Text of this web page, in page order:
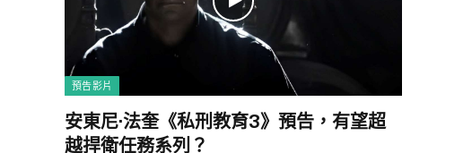
預告影片
安東尼·法奎《私刑教育3》預告，有望超
越捍衛任務系列？